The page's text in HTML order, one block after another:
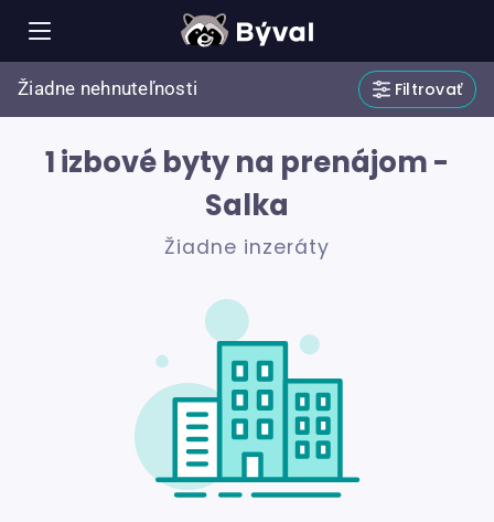
Žiadne nehnuteľnosti Filtrovať
1 izbové byty na prenájom -
Salka
Žiadne inzeráty